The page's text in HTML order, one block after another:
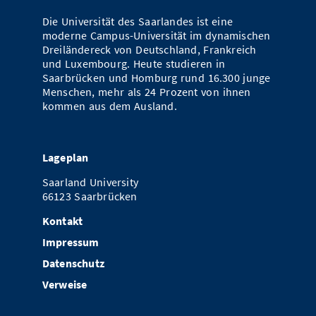
Vom Studium in den Beruf
Study Scheduler
Bibliothek
Open Science/Open Access
Start-ups
IT-Themenabend
Ranking
Zahlen & Fakten
Preise, Auszeichnungen und Förderungen
Kontakt
SIC Merchandise
SIC Podcast
Anfahrt
AnsprechpartnerInnen, Personen, Forschungsgruppen
Termine, Vorträge und Veranstaltungen
Die Universität des Saarlandes ist eine
moderne Campus-Universität im dynamischen
Dreiländereck von Deutschland, Frankreich
und Luxembourg. Heute studieren in
Saarbrücken und Homburg rund 16.300 junge
Menschen, mehr als 24 Prozent von ihnen
kommen aus dem Ausland.
Lageplan
Saarland University
66123 Saarbrücken
Kontakt
Impressum
Datenschutz
Verweise